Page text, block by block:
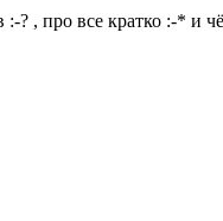
? , про все кратко :-* и